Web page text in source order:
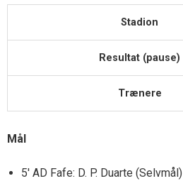
Stadion
Resultat (pause)
Trænere
Mål
5′ AD Fafe: D. P. Duarte (Selvmål)